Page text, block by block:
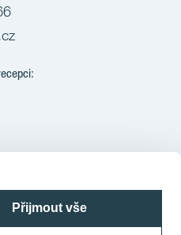
Přijmout vše